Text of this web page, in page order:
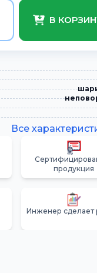
В
Все
продукция
Инженер сделает